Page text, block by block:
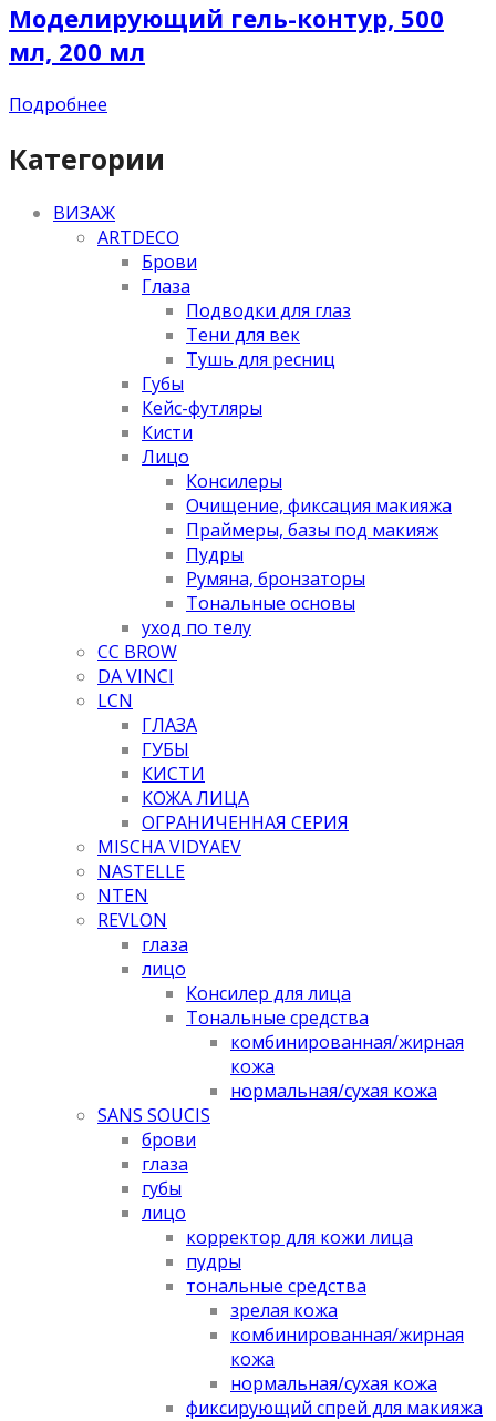
Моделирующий гель-контур, 500
мл, 200 мл
Подробнее
Категории
ВИЗАЖ
ARTDECO
Брови
Глаза
Подводки для глаз
Тени для век
Тушь для ресниц
Губы
Кейс-футляры
Кисти
Лицо
Консилеры
Очищение, фиксация макияжа
Праймеры, базы под макияж
Пудры
Румяна, бронзаторы
Тональные основы
уход по телу
CC BROW
DA VINCI
LCN
ГЛАЗА
ГУБЫ
КИСТИ
КОЖА ЛИЦА
ОГРАНИЧЕННАЯ СЕРИЯ
MISCHA VIDYAEV
NASTELLE
NTEN
REVLON
глаза
лицо
Консилер для лица
Тональные средства
комбинированная/жирная
кожа
нормальная/cухая кожа
SANS SOUCIS
брови
глаза
губы
лицо
корректор для кожи лица
пудры
тональные средства
зрелая кожа
комбинированная/жирная
кожа
нормальная/cухая кожа
фиксирующий спрей для макияжа